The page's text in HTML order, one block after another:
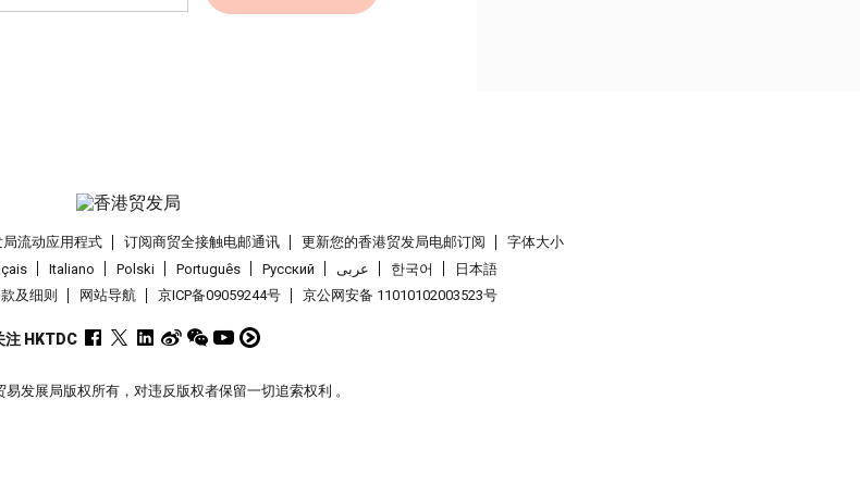
局流动应用程式 订阅商贸全接触电邮通讯 更新您的香港贸发局电邮订阅
字体大小
Italiano Polski Português Pусский عربى 한국어
日本語
及细则 网站导航 京ICP备09059244号 京公网安备 11010102003523号
注 HKTDC
易发展局版权所有，对违反版权者保留一切追索权利 。